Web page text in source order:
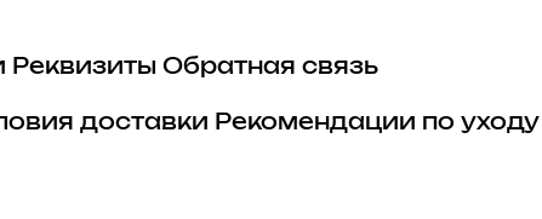
Реквизиты Обратная связь
доставки Рекомендации по уходу